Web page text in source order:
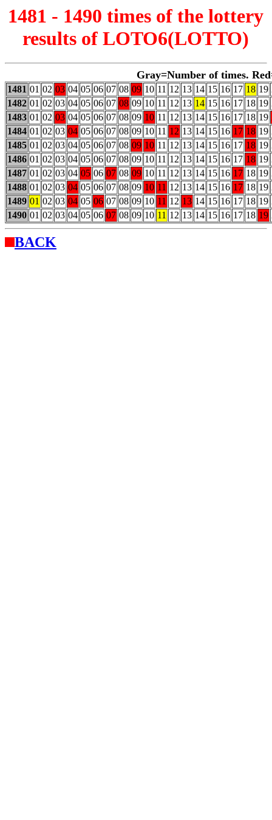
1481 - 1490 times of the lottery
results of LOTO6(LOTTO)
Gray=Number of times.
1481 01 02 03 04 05 06 07 08 09 10 11 12 13 14 15 16 17 18 19
1482 01 02 03 04 05 06 07 08 09 10 11 12 13 14 15 16 17 18 19
1483 01 02 03 04 05 06 07 08 09 10 11 12 13 14 15 16 17 18 19
1484 01 02 03 04 05 06 07 08 09 10 11 12 13 14 15 16 17 18 19
1485 01 02 03 04 05 06 07 08 09 10 11 12 13 14 15 16 17 18 19
1486 01 02 03 04 05 06 07 08 09 10 11 12 13 14 15 16 17 18 19
1487 01 02 03 04 05 06 07 08 09 10 11 12 13 14 15 16 17 18 19
1488 01 02 03 04 05 06 07 08 09 10 11 12 13 14 15 16 17 18 19
1489 01 02 03 04 05 06 07 08 09 10 11 12 13 14 15 16 17 18 19
1490 01 02 03 04 05 06 07 08 09 10 11 12 13 14 15 16 17 18 19
BACK